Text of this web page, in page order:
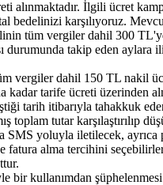
alınmaktadır. İlgili ücret
karşılıyoruz.
tüm vergiler dahil 300
takip eden
vergiler dahil 150 TL nakil
kadar tarife ücreti
tarih itibarıyla tahakkuk
toplam tutar karşılaştırılıp
SMS yoluyla iletilecek,
fatura alma tercihini
bir kullanımdan